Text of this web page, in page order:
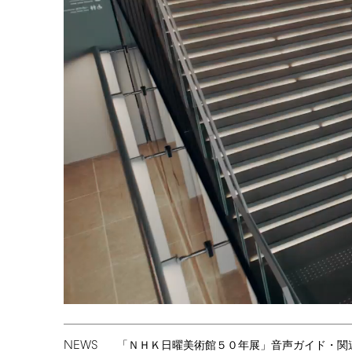
NEWS 「ＮＨＫ日曜美術館５０年展」音声ガイド・